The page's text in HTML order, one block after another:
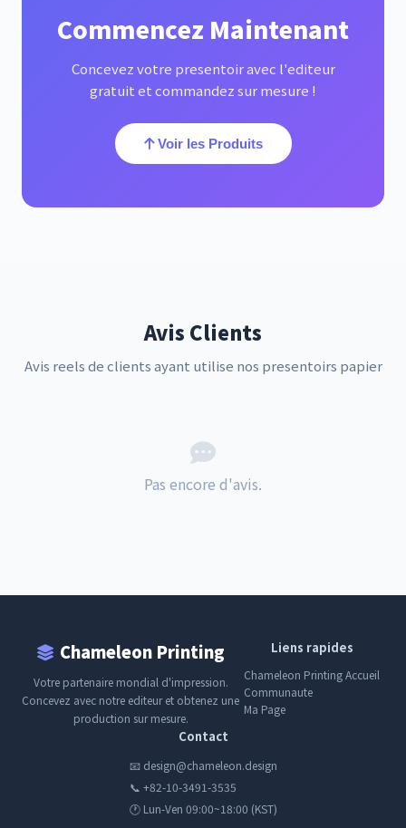
Commencez Maintenant
Concevez votre presentoir avec l'editeur
gratuit et commandez sur mesure !
Voir les Produits
Avis Clients
Avis reels de clients ayant utilise nos presentoirs papier
Pas encore d'avis.
Chameleon Printing
Votre partenaire mondial d'impression.
Concevez avec notre editeur et obtenez une
production sur mesure.
Liens rapides
Chameleon Printing Accueil
Communaute
Ma Page
Contact
📧 design@chameleon.design
📞 +82-10-3491-3535
🕐 Lun-Ven 09:00~18:00 (KST)